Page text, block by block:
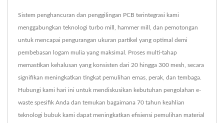
Sistem penghancuran dan penggilingan PCB terintegrasi kami
menggabungkan teknologi turbo mill, hammer mill, dan pemotongan
untuk mencapai pengurangan ukuran partikel yang optimal demi
pembebasan logam mulia yang maksimal. Proses multi-tahap
memastikan kehalusan yang konsisten dari 20 hingga 300 mesh, secara
signifikan meningkatkan tingkat pemulihan emas, perak, dan tembaga.
Hubungi kami hari ini untuk mendiskusikan kebutuhan pengolahan e-
waste spesifik Anda dan temukan bagaimana 70 tahun keahlian
teknologi bubuk kami dapat meningkatkan efisiensi pemulihan material